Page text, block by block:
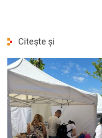
Citește și